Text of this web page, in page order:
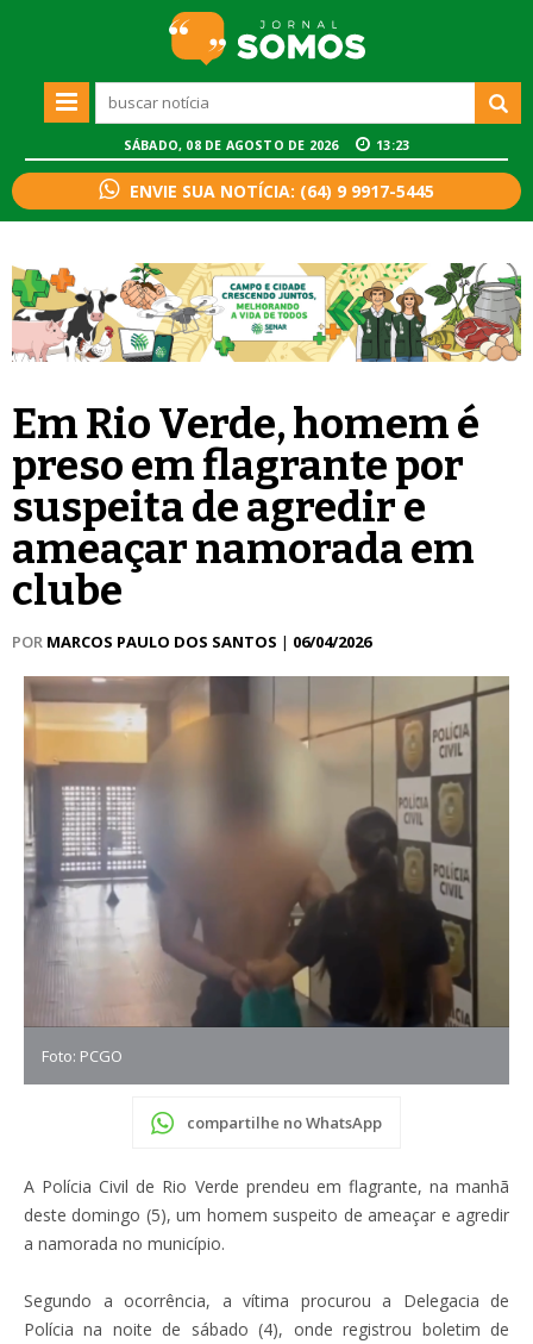
SÁBADO, 08 DE AGOSTO DE 2026 13:23
ENVIE SUA NOTÍCIA: (64) 9 9917-5445
Em Rio Verde, homem é
preso em flagrante por
suspeita de agredir e
ameaçar namorada em
clube
POR MARCOS PAULO DOS SANTOS | 06/04/2026
Foto: PCGO
compartilhe no WhatsApp
A Polícia Civil de Rio Verde prendeu em flagrante, na manhã
deste domingo (5), um homem suspeito de ameaçar e agredir
a namorada no município.
Segundo a ocorrência, a vítima procurou a Delegacia de
Polícia na noite de sábado (4), onde registrou boletim de